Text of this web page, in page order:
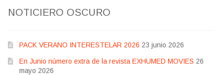
NOTICIERO OSCURO
PACK VERANO INTERESTELAR 2026 23 junio 2026
En Junio número extra de la revista EXHUMED MOVIES 26
mayo 2026